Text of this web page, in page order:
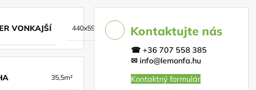
VONKAJŠÍ 440x595cm
35,5m²
Kontaktujte nás
☎ +36 707 558 385
✉ info@lemonfa.hu
Kontaktný formulár